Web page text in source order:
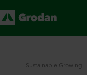
Sustainable Growing